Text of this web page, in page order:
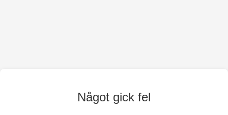
Något gick fel